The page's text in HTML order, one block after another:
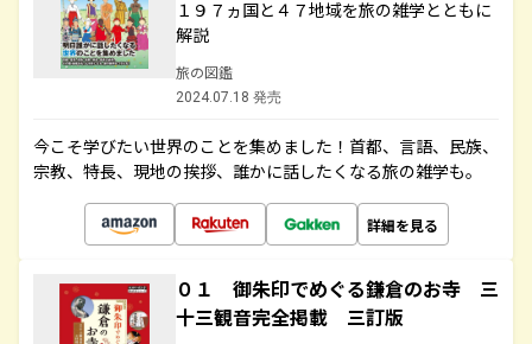
１９７ヵ国と４７地域を旅の雑学とともに
解説
旅の図鑑
2024.07.18 発売
今こそ学びたい世界のことを集めました！首都、言語、民族、
宗教、特長、現地の挨拶、誰かに話したくなる旅の雑学も。
詳細を見る
０１ 御朱印でめぐる鎌倉のお寺 三
十三観音完全掲載 三訂版